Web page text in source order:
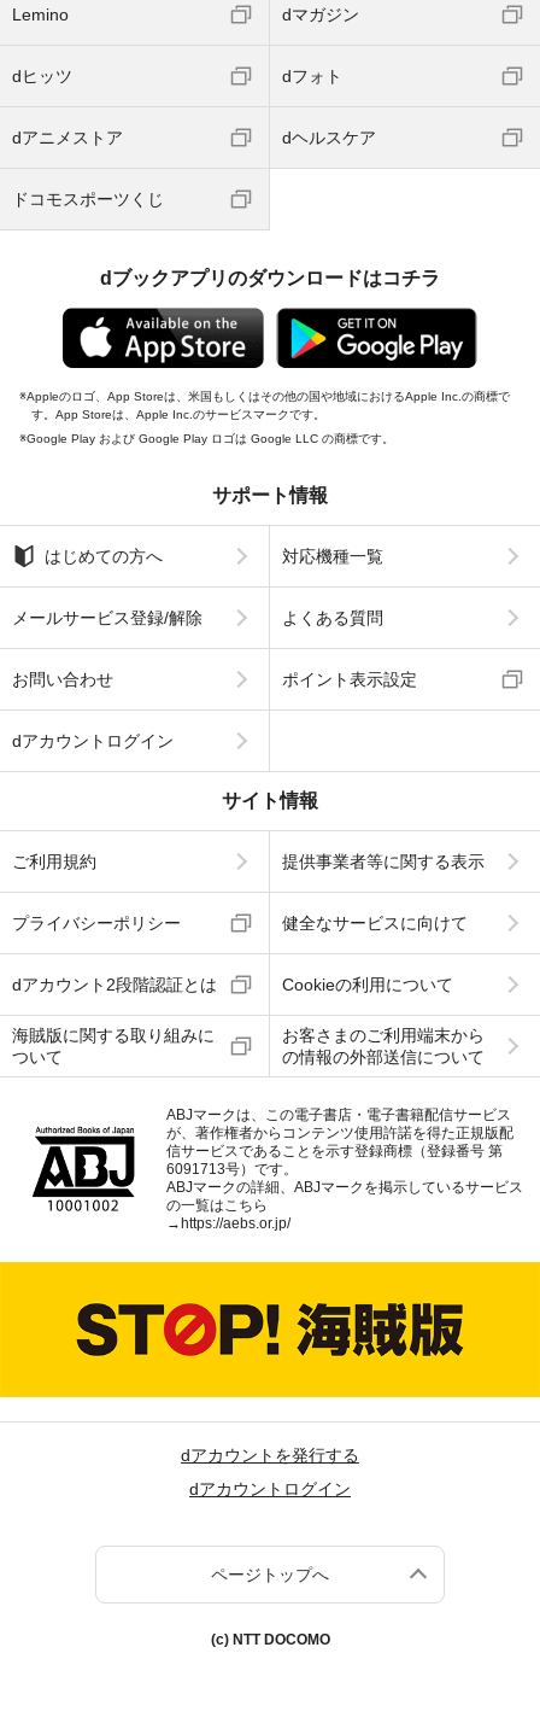
Lemino dマガジン
dヒッツ dフォト
dアニメストア dヘルスケア
ドコモスポーツくじ
dブックアプリのダウンロードはコチラ
Appleのロゴ、App Storeは、米国もしくはその他の国や地域におけるApple Inc.の商標で
す。App Storeは、Apple Inc.のサービスマークです。
Google Play および Google Play ロゴは Google LLC の商標です。
サポート情報
はじめての方へ 対応機種一覧
メールサービス登録/解除 よくある質問
お問い合わせ ポイント表示設定
dアカウントログイン
サイト情報
ご利用規約 提供事業者等に関する表示
プライバシーポリシー 健全なサービスに向けて
dアカウント2段階認証とは Cookieの利用について
海賊版に関する取り組みに
ついて
お客さまのご利用端末から
の情報の外部送信について
ABJマークは、この電子書店・電子書籍配信サービス
が、著作権者からコンテンツ使用許諾を得た正規版配
信サービスであることを示す登録商標（登録番号 第
6091713号）です。
ABJマークの詳細、ABJマークを掲示しているサービス
の一覧はこちら
→https://aebs.or.jp/
dアカウントを発行する
dアカウントログイン
ページトップへ
(c) NTT DOCOMO